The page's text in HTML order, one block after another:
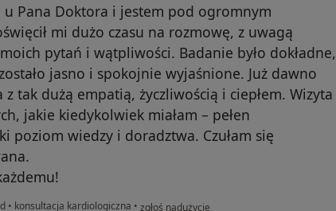
u Pana Doktora i jestem pod ogromnym
mi dużo czasu na rozmowę, z uwagą
moich pytań i wątpliwości. Badanie było dokładne,
jasno i spokojnie wyjaśnione. Już dawno
z tak dużą empatią, życzliwością i ciepłem. Wizyta
jakie kiedykolwiek miałam – pełen
poziom wiedzy i doradztwa. Czułam się
• konsultacja kardiologiczna • w opinii użytkownika Wioletta Uciechowska
zgłoś nadużycie